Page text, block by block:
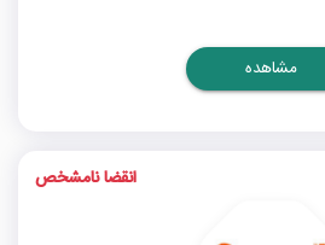
مشاهده
انقضا نامشخص